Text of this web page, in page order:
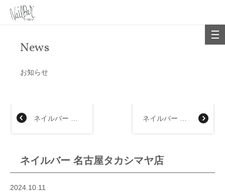
News
お知らせ
ネイルバー 名古屋タカシマヤ店
2024.10.11